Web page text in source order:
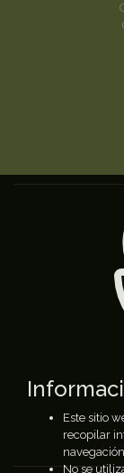
Este sitio
recopilar
No se